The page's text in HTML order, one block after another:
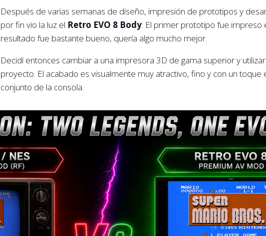
Después de varias semanas de diseño, impresión de prototipos y
por fin vio la luz el Retro EVO 8 Body. El primer prototipo fue impreso
resultado fue bastante bueno, quería algo mucho mejor.
Decidí entonces cambiar a una impresora 3D de gama superior y
proyecto. El acabado es visualmente muy atractivo, fino y con un
conjunto de la consola.